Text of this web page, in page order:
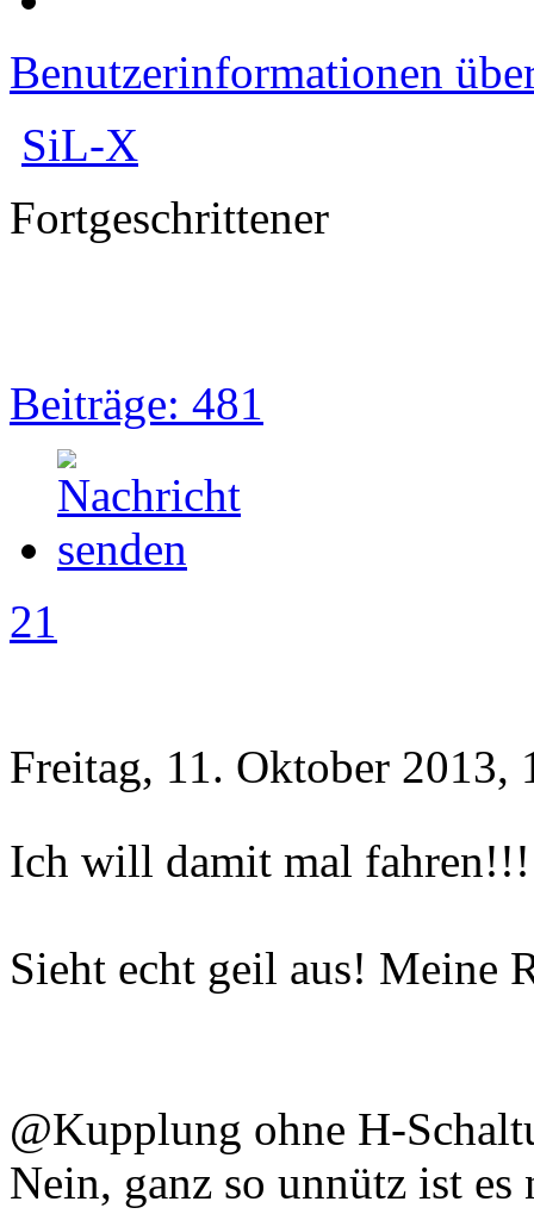
Benutzerinformationen
SiL-X
Fortgeschrittener
Beiträge: 481
21
Freitag, 11. Oktober 2013,
Ich will damit mal
Sieht echt geil aus! Meine
@Kupplung ohne H-
Nein, ganz so unnütz ist